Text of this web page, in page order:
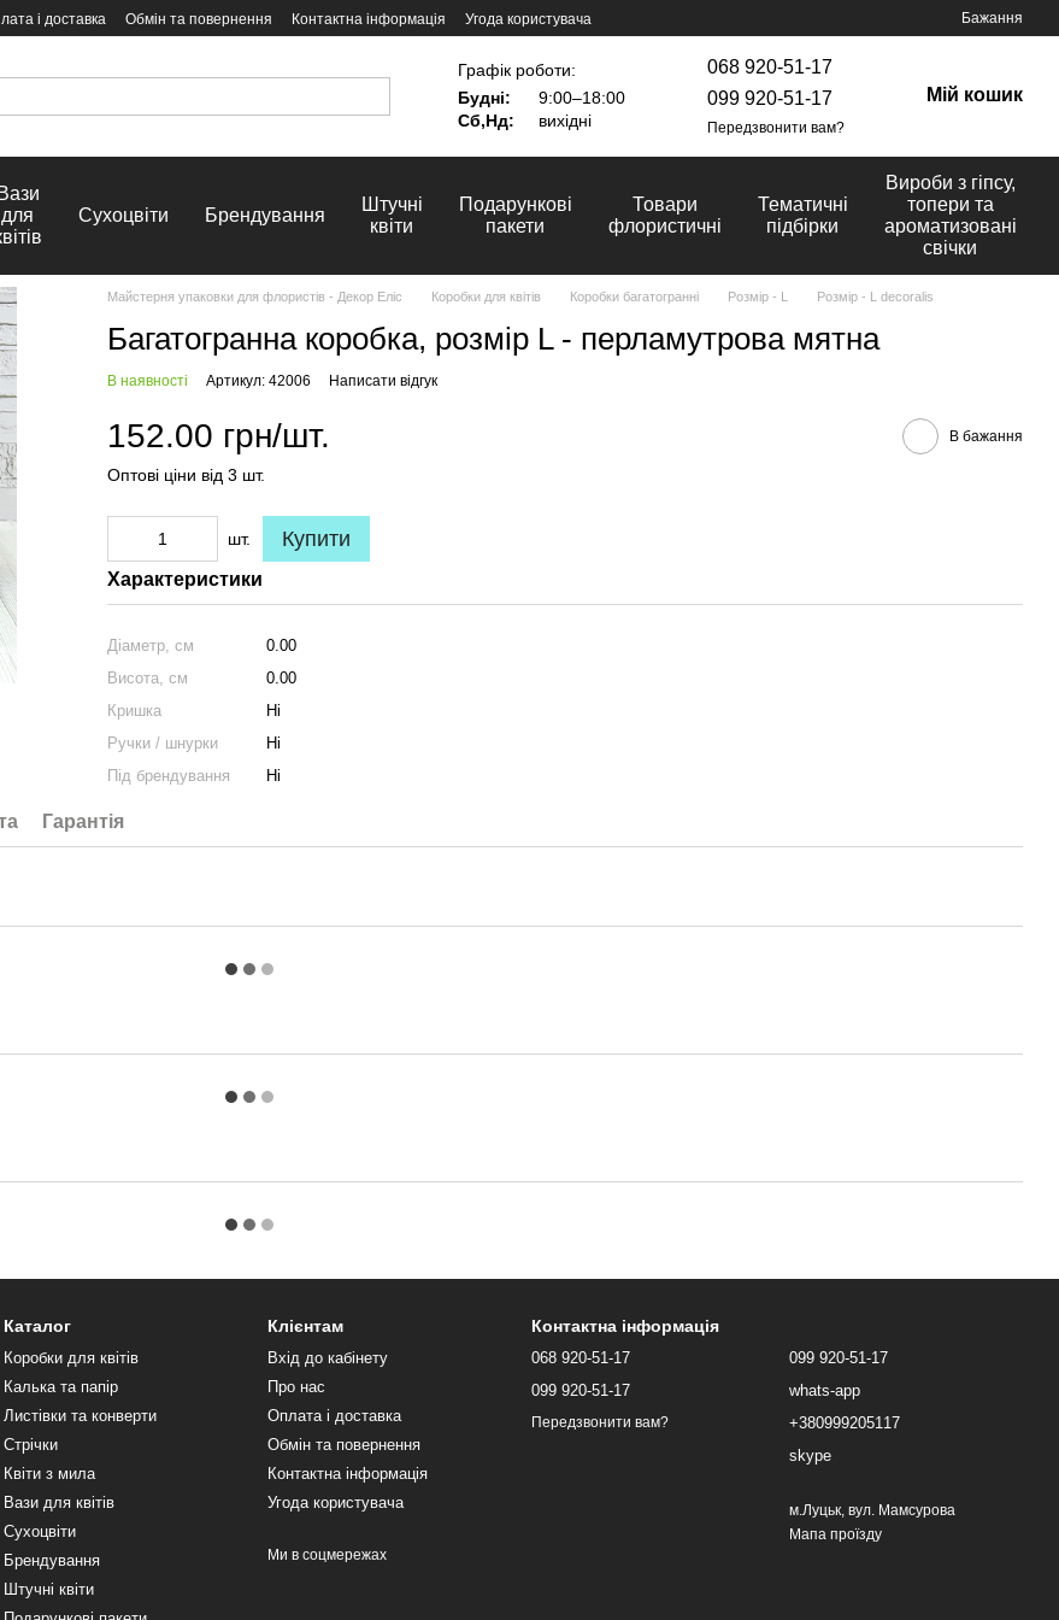
і доставка Обмін та повернення Контактна інформація Угода користувача Бажання
Графік роботи:
Будні:
9:00–18:00
Сб,Нд:
вихідні
068 920-51-17
099 920-51-17
Передзвонити вам?
Мій кошик
Вази
для
Сухоцвіти Брендування
Штучні
квіти
Подарункові
пакети
Товари
флористичні
Тематичні
підбірки
Вироби з гіпсу,
топери та
ароматизовані
свічки
Майстерня упаковки для флористів - Декор Еліс Коробки для квітів Коробки багатогранні Розмір - L Розмір - L decoralis
Багатогранна коробка, розмір L - перламутрова мятна
В наявності Артикул: 42006 Написати відгук
152.00 грн/шт. В бажання
Оптові ціни від 3 шт.
шт. Купити
Характеристики
Діаметр, см
0.00
Висота, см
0.00
Кришка
Ні
Ручки / шнурки
Ні
Під брендування
Ні
Гарантія
Каталог
Коробки для квітів
Калька та папір
Листівки та конверти
Стрічки
Квіти з мила
Вази для квітів
Сухоцвіти
Брендування
Штучні квіти
Клієнтам
Вхід до кабінету
Про нас
Оплата і доставка
Обмін та повернення
Контактна інформація
Угода користувача
Ми в соцмережах
Контактна інформація
068 920-51-17
099 920-51-17
Передзвонити вам?
099 920-51-17
whats-app
+380999205117
skype
м.Луцьк, вул. Мамсурова
Мапа проїзду